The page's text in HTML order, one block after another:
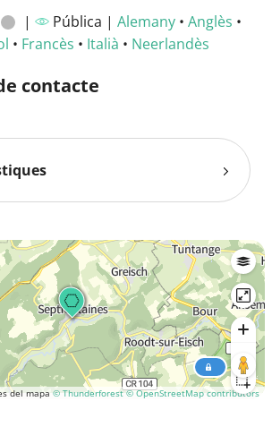
| Pública | Alemany• Anglès •
• Francès • Italià • Neerlandès
contacte
del mapa © Thunderforest © OpenStreetMap contributors